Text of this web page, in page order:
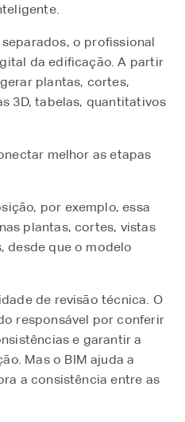
o profissional
da edificação. A partir
plantas, cortes,
3D, tabelas, quantitativos
melhor as etapas
por exemplo, essa
plantas, cortes, vistas
desde que o modelo
de revisão técnica. O
responsável por conferir
e garantir a
Mas o BIM ajuda a
a consistência entre as